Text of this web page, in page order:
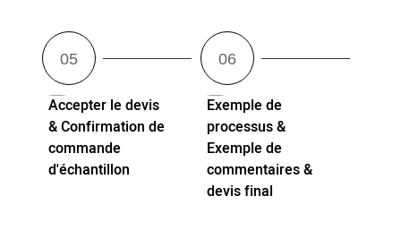
Accepter le devis
& Confirmation de
commande
d'échantillon
Exemple de
processus &
Exemple de
commentaires &
devis final